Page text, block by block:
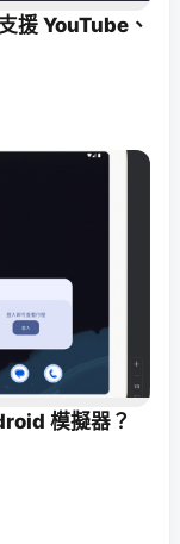
援 YouTube、
模擬器？